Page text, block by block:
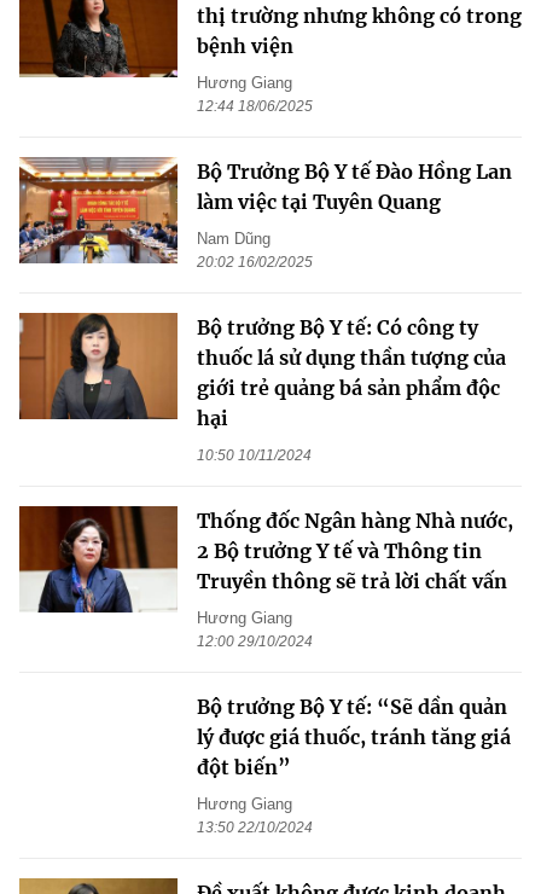
thị trường nhưng không có trong
bệnh viện
Hương Giang
12:44 18/06/2025
Bộ Trưởng Bộ Y tế Đào Hồng Lan
làm việc tại Tuyên Quang
Nam Dũng
20:02 16/02/2025
Bộ trưởng Bộ Y tế: Có công ty
thuốc lá sử dụng thần tượng của
giới trẻ quảng bá sản phẩm độc
hại
10:50 10/11/2024
Thống đốc Ngân hàng Nhà nước,
2 Bộ trưởng Y tế và Thông tin
Truyền thông sẽ trả lời chất vấn
Hương Giang
12:00 29/10/2024
Bộ trưởng Bộ Y tế: “Sẽ dần quản
lý được giá thuốc, tránh tăng giá
đột biến”
Hương Giang
13:50 22/10/2024